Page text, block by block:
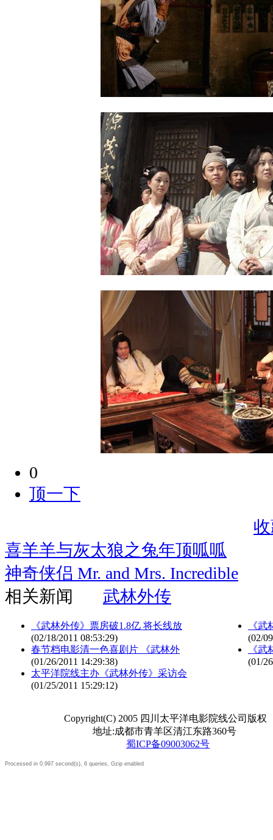
0
顶一下
喜羊羊与灰太狼之兔年顶呱呱
神奇侠侣 Mr. and Mrs. Incredible
相关新闻
武林外传
《武林外传》票房破1.8亿 将长线放
(02/18/2011 08:53:29)
春节档电影清一色喜剧片 《武林外
(01/26/2011 14:29:38)
太平洋院线主办《武林外传》采访会
(01/25/2011 15:29:12)
《
(02/
《
(01/
Copyright(C) 2005 四川太平洋电影院线公司版权
地址:成都市青羊区清江东路360号
蜀ICP备09003062号
Processed in 0.997 second(s), 6 queries, Gzip enabled